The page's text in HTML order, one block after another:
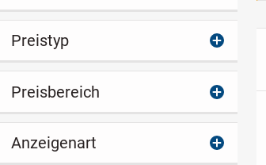
Preistyp
Preisbereich
Anzeigenart